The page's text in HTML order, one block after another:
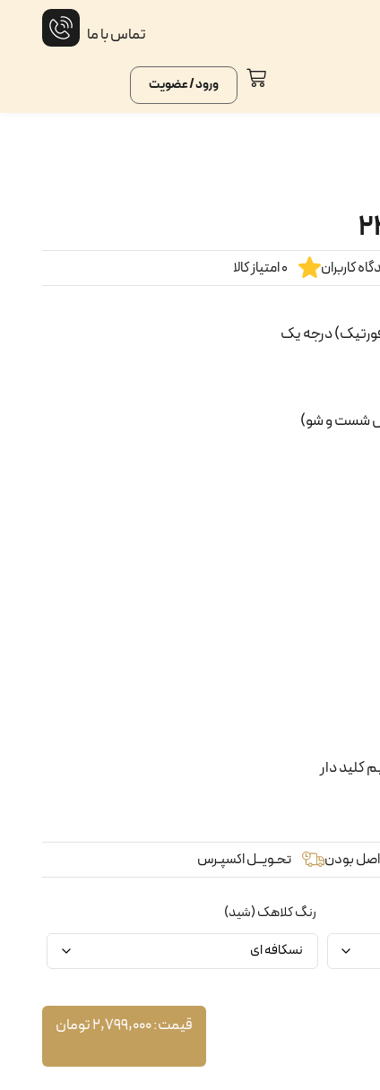
تماس با ما
ورود / عضویت
کاربران 0 امتیاز کالا
درجه یک
شست و شو)
کلید دار
بودن تحـویــل اکسپـرس
رنگ کلاهک (شید)
قیمت:2,799,000تومان